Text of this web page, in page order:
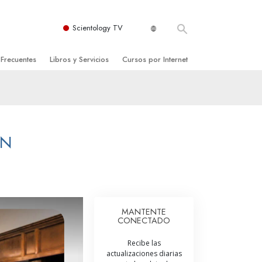
Scientology TV
de Scientology
Libros y Servicios
Introductorias
Cursos por Internet
La Integridad y la Honestidad
El Matrimonio
La Escala Tonal Emocional
MANTENTE
CONECTADO
Recibe las
actualizaciones diarias